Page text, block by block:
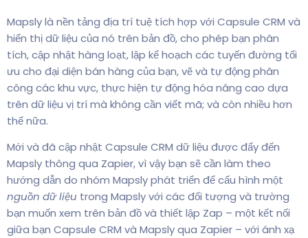
Mapsly là nền tảng địa trí tuệ tích hợp với Capsule CRM và
hiển thị dữ liệu của nó trên bản đồ, cho phép bạn phân
tích, cập nhật hàng loạt, lập kế hoạch các tuyến đường tối
ưu cho đại diện bán hàng của bạn, vẽ và tự động phân
công các khu vực, thực hiện tự động hóa nâng cao dựa
trên dữ liệu vị trí mà không cần viết mã; và còn nhiều hơn
thế nữa.
Mới và đã cập nhật Capsule CRM dữ liệu được đẩy đến
Mapsly thông qua Zapier, vì vậy bạn sẽ cần làm theo
hướng dẫn do nhóm Mapsly phát triển để cấu hình một
nguồn dữ liệu trong Mapsly với các đối tượng và trường
bạn muốn xem trên bản đồ và thiết lập Zap – một kết nối
giữa bạn Capsule CRM và Mapsly qua Zapier – với ánh xạ